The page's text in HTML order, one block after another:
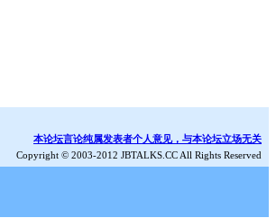
本论坛言论纯属发表者个人意见，与本论坛立场无关
Copyright © 2003-2012 JBTALKS.CC All Rights Reserved